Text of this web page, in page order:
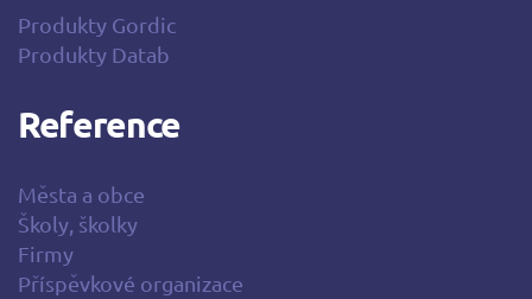
Produkty Gordic
Produkty Datab
Reference
Města a obce
Školy, školky
Firmy
Příspěvkové organizace